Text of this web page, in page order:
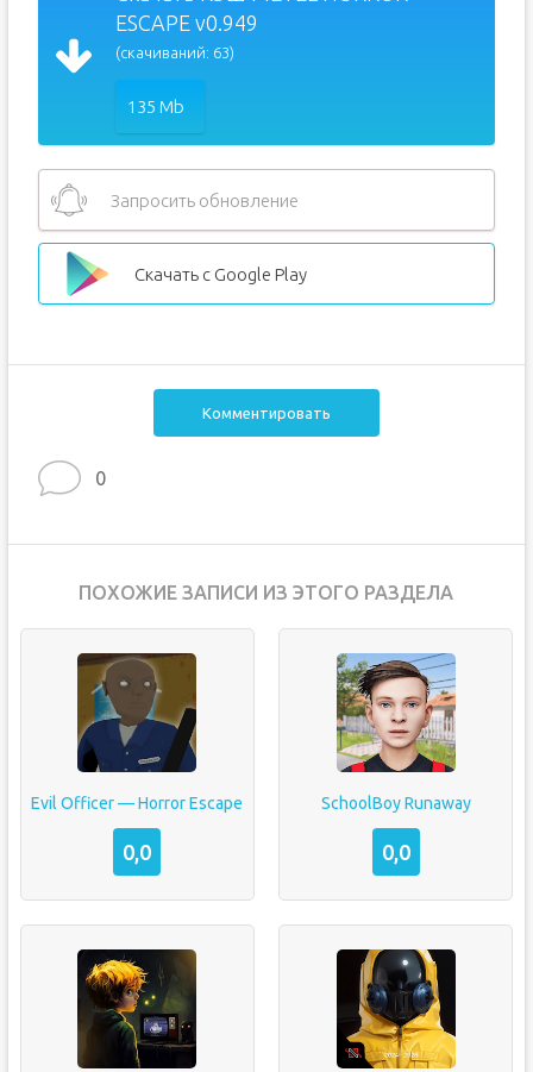
ESCAPE v0.949
(скачиваний: 63)
135 Mb
Запросить обновление
Скачать с Google Play
Комментировать
0
ПОХОЖИЕ ЗАПИСИ ИЗ ЭТОГО РАЗДЕЛА
Evil Officer — Horror Escape
0,0
SchoolBoy Runaway
0,0